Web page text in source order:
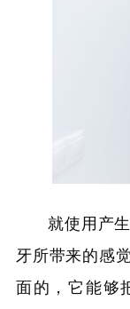
就使用产
牙所带来的感
面的，它能够